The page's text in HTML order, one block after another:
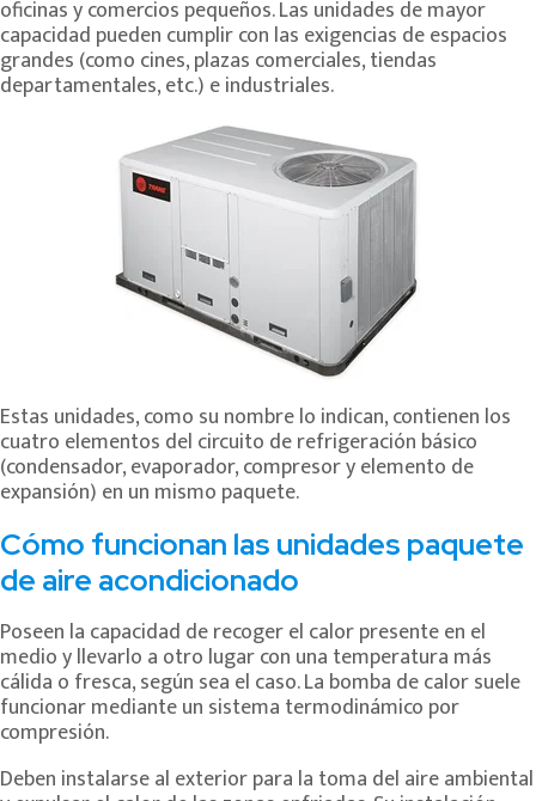
oficinas y comercios pequeños. Las unidades de mayor
capacidad pueden cumplir con las exigencias de espacios
grandes (como cines, plazas comerciales, tiendas
departamentales, etc.) e industriales.
Estas unidades, como su nombre lo indican, contienen los
cuatro elementos del circuito de refrigeración básico
(condensador, evaporador, compresor y elemento de
expansión) en un mismo paquete.
Cómo funcionan las unidades paquete
de aire acondicionado
Poseen la capacidad de recoger el calor presente en el
medio y llevarlo a otro lugar con una temperatura más
cálida o fresca, según sea el caso. La bomba de calor suele
funcionar mediante un sistema termodinámico por
compresión.
Deben instalarse al exterior para la toma del aire ambiental